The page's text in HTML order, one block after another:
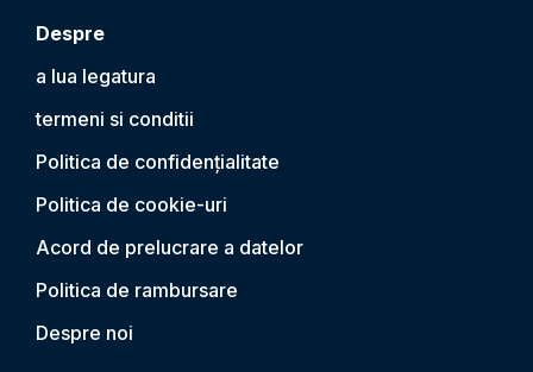
Despre
a lua legatura
termeni si conditii
Politica de confidențialitate
Politica de cookie-uri
Acord de prelucrare a datelor
Politica de rambursare
Despre noi